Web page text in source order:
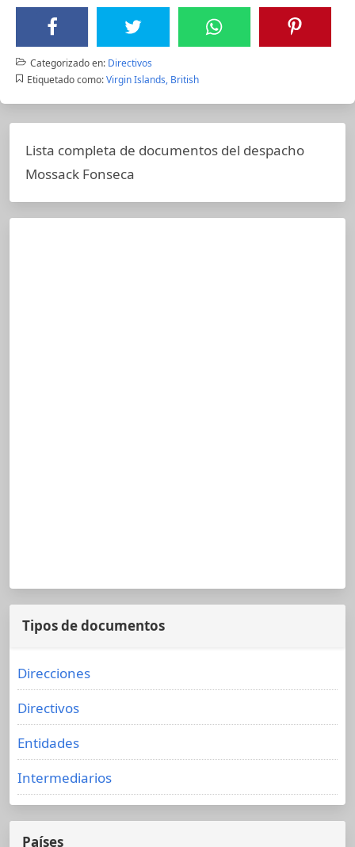
Categorizado en: Directivos
Etiquetado como: Virgin Islands, British
Lista completa de documentos del despacho
Mossack Fonseca
Tipos de documentos
Direcciones
Directivos
Entidades
Intermediarios
Países